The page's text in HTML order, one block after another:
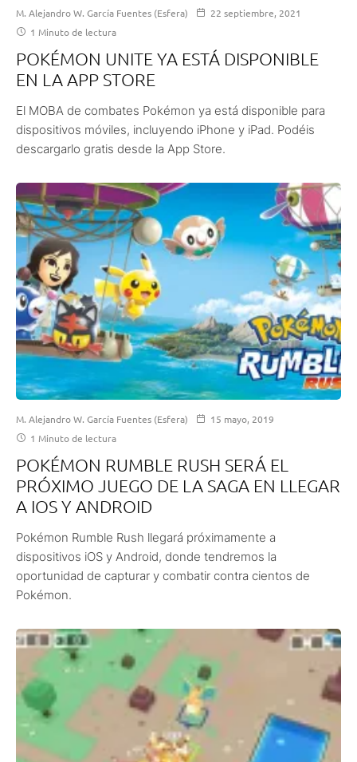
M. Alejandro W. García Fuentes (Esfera)
22 septiembre, 2021
1 Minuto de lectura
POKÉMON UNITE YA ESTÁ DISPONIBLE
EN LA APP STORE
El MOBA de combates Pokémon ya está disponible para
dispositivos móviles, incluyendo iPhone y iPad. Podéis
descargarlo gratis desde la App Store.
M. Alejandro W. García Fuentes (Esfera)
15 mayo, 2019
1 Minuto de lectura
POKÉMON RUMBLE RUSH SERÁ EL
PRÓXIMO JUEGO DE LA SAGA EN LLEGAR
A IOS Y ANDROID
Pokémon Rumble Rush llegará próximamente a
dispositivos iOS y Android, donde tendremos la
oportunidad de capturar y combatir contra cientos de
Pokémon.